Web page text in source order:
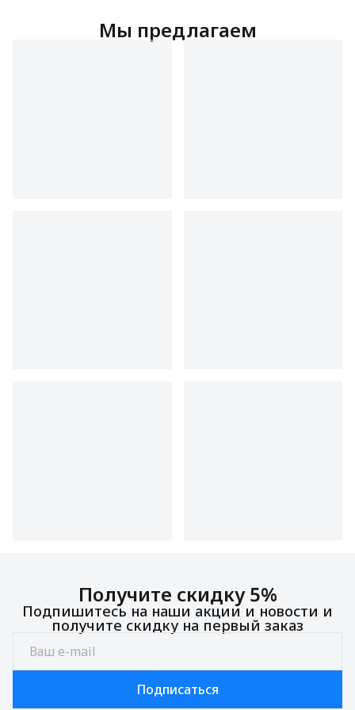
Мы предлагаем
Получите скидку 5%
Подпишитесь на наши акции и новости и
получите скидку на первый заказ
Подписаться